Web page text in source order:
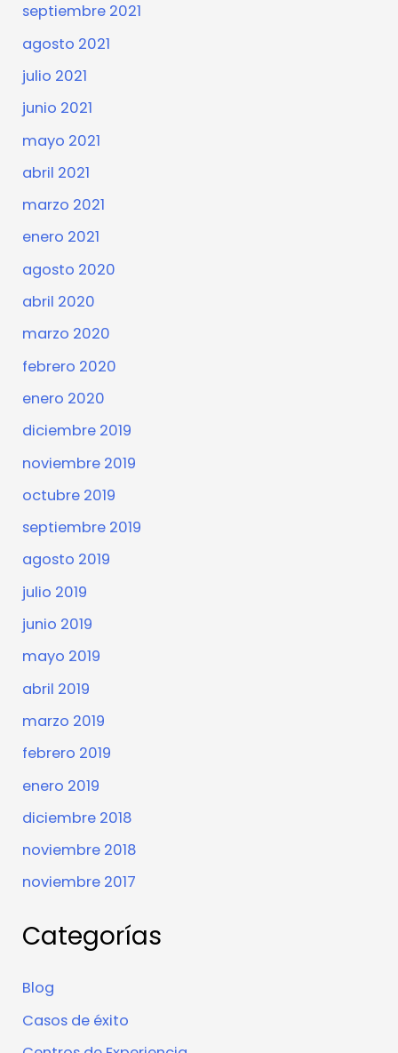
septiembre 2021
agosto 2021
julio 2021
junio 2021
mayo 2021
abril 2021
marzo 2021
enero 2021
agosto 2020
abril 2020
marzo 2020
febrero 2020
enero 2020
diciembre 2019
noviembre 2019
octubre 2019
septiembre 2019
agosto 2019
julio 2019
junio 2019
mayo 2019
abril 2019
marzo 2019
febrero 2019
enero 2019
diciembre 2018
noviembre 2018
noviembre 2017
Categorías
Blog
Casos de éxito